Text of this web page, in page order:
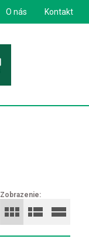
O nás Kontakt
Zobrazenie: